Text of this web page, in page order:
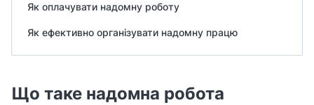
Як оплачувати надомну роботу
Як ефективно організувати надомну працю
Що таке надомна робота